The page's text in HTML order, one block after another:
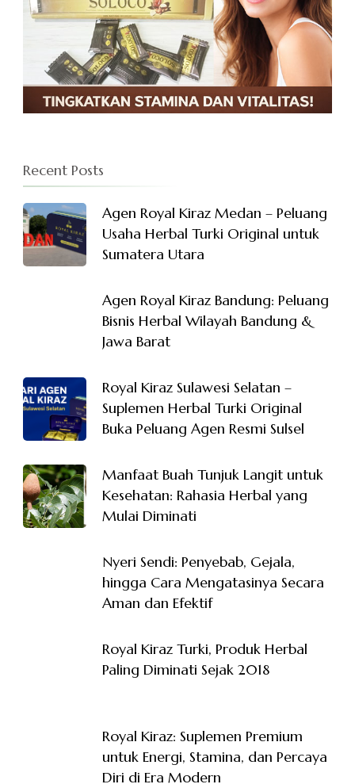
Recent Posts
Agen Royal Kiraz Medan – Peluang
Usaha Herbal Turki Original untuk
Sumatera Utara
Agen Royal Kiraz Bandung: Peluang
Bisnis Herbal Wilayah Bandung &
Jawa Barat
Royal Kiraz Sulawesi Selatan –
Suplemen Herbal Turki Original
Buka Peluang Agen Resmi Sulsel
Manfaat Buah Tunjuk Langit untuk
Kesehatan: Rahasia Herbal yang
Mulai Diminati
Nyeri Sendi: Penyebab, Gejala,
hingga Cara Mengatasinya Secara
Aman dan Efektif
Royal Kiraz Turki, Produk Herbal
Paling Diminati Sejak 2018
Royal Kiraz: Suplemen Premium
untuk Energi, Stamina, dan Percaya
Diri di Era Modern